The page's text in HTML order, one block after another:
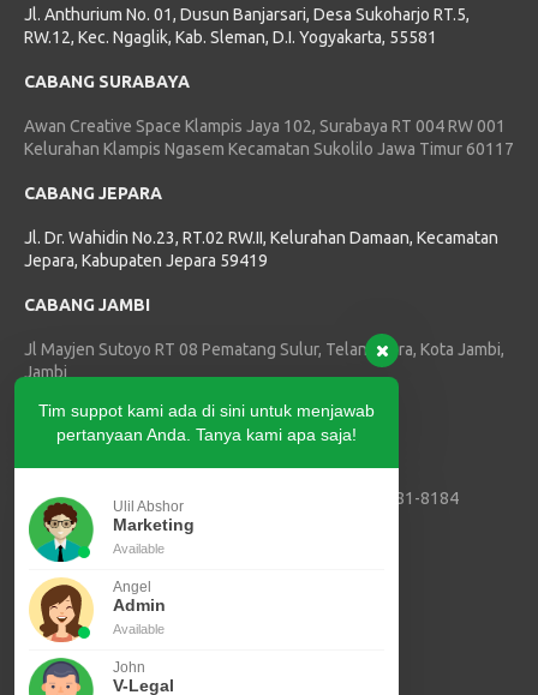
Jl. Anthurium No. 01, Dusun Banjarsari, Desa Sukoharjo RT.5,
RW.12, Kec. Ngaglik, Kab. Sleman, D.I. Yogyakarta, 55581
CABANG SURABAYA
Awan Creative Space Klampis Jaya 102, Surabaya RT 004 RW 001
Kelurahan Klampis Ngasem Kecamatan Sukolilo Jawa Timur 60117
CABANG JEPARA
Jl. Dr. Wahidin No.23, RT.02 RW.II, Kelurahan Damaan, Kecamatan
Jepara, Kabupaten Jepara 59419
CABANG JAMBI
Jl Mayjen Sutoyo RT 08 Pematang Sulur, Telanaipura, Kota Jambi,
Jambi
HUBUNGI KAMI
Marketing SVLK, PPIU dan PJK3 :
+62 811-3881-8184
Marketing ISPO :+62 821-3409-7795
E-mail :
info@tric-indonesia.com
Sertifikasi SVLK
Sertifikasi ISPO
Akreditasi PPIU
Tim suppot kami ada di sini untuk menjawab
pertanyaan Anda. Tanya kami apa saja!
Ulil Abshor
Marketing
Available
Angel
Admin
Available
John
V-Legal